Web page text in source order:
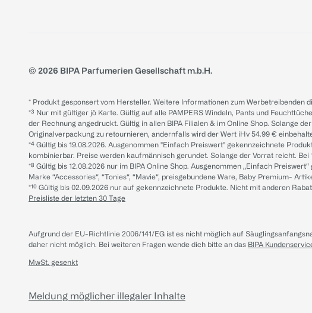
© 2026 BIPA Parfumerien Gesellschaft m.b.H.
* Produkt gesponsert vom Hersteller. Weitere Informationen zum Werbetreibenden
*³ Nur mit gültiger jö Karte. Gültig auf alle PAMPERS Windeln, Pants und
der Rechnung angedruckt. Gültig in allen BIPA Filialen & im Online Shop. Solange
Originalverpackung zu retournieren, andernfalls wird der Wert iHv 54.99 €
*⁴ Gültig bis 19.08.2026. Ausgenommen "Einfach Preiswert" gekennzeichnete
kombinierbar. Preise werden kaufmännisch gerundet. Solange der Vorrat reicht. Bei
*⁸ Gültig bis 12.08.2026 nur im BIPA Online Shop. Ausgenommen „Einfach
Marke “Accessories“, “Tonies“, “Mavie“, preisgebundene Ware, Baby Premium-
*¹⁰ Gültig bis 02.09.2026 nur auf gekennzeichnete Produkte. Nicht mit anderen
Preisliste der letzten 30 Tage
Aufgrund der EU-Richtlinie 2006/141/EG ist es nicht möglich auf
daher nicht möglich. Bei weiteren Fragen wende dich bitte an das BIPA
MwSt. gesenkt
Meldung möglicher illegaler Inhalte